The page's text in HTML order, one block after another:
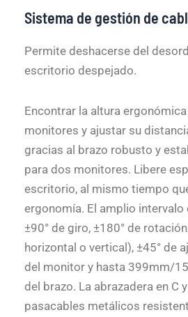
Sistema de gestión de
Permite deshacerse del
escritorio despejado.
Encontrar la altura
monitores y ajustar su
gracias al brazo robusto y
para dos monitores. Libere
escritorio, al mismo tiempo
ergonomía. El amplio
±90° de giro, ±180° de
horizontal o vertical), ±45° de
del monitor y hasta 399mm/
del brazo. La abrazadera en C
pasacables metálicos